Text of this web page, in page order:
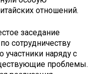
отношений.
заседание
сотрудничеству
наряду с
проблемы.